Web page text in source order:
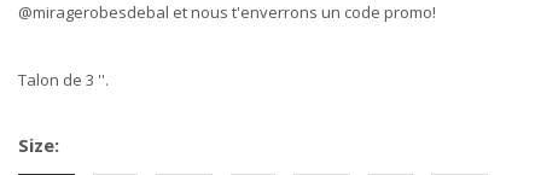
@miragerobesdebal et nous t'enverrons un code promo!
Talon de 3 ''.
Size: